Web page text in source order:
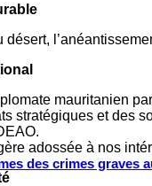
des crimes graves
désert,
mauritanien
stratégiques et des
adossée à nos